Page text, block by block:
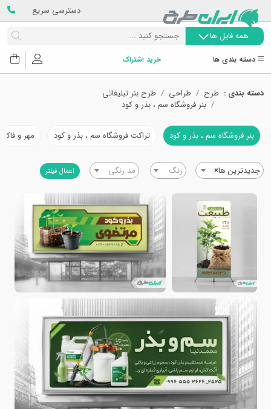
دسترسی سریع
همه فایل ها
دسته بندی ها خرید اشتراک
دسته بندی : طرح طراحی
طرح بنر تبلیغاتی
بنر فروشگاه سم ، بذر و کود
بنر فروشگاه سم ، بذر و کود تراکت فروشگاه سم ، بذر و کود مهر و
×جدیدترین ها رنگ مد رنگی اعمال فیلتر